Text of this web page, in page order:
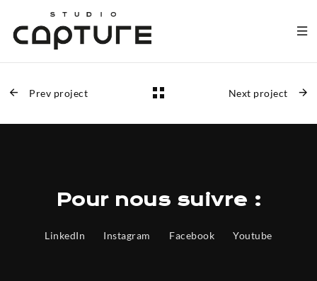
Prev project Next project
Pour nous suivre :
LinkedIn Instagram Facebook Youtube